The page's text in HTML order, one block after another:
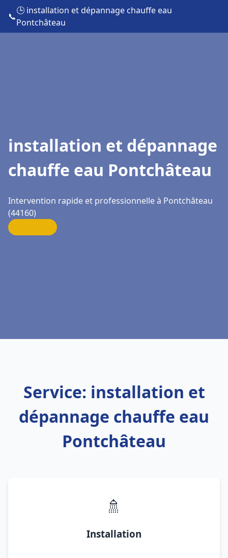
📞
🕒 installation et dépannage chauffe eau
Pontchâteau
installation et dépannage
chauffe eau Pontchâteau
Intervention rapide et professionnelle à Pontchâteau
(44160)
Service: installation et
dépannage chauffe eau
Pontchâteau
🚿
Installation